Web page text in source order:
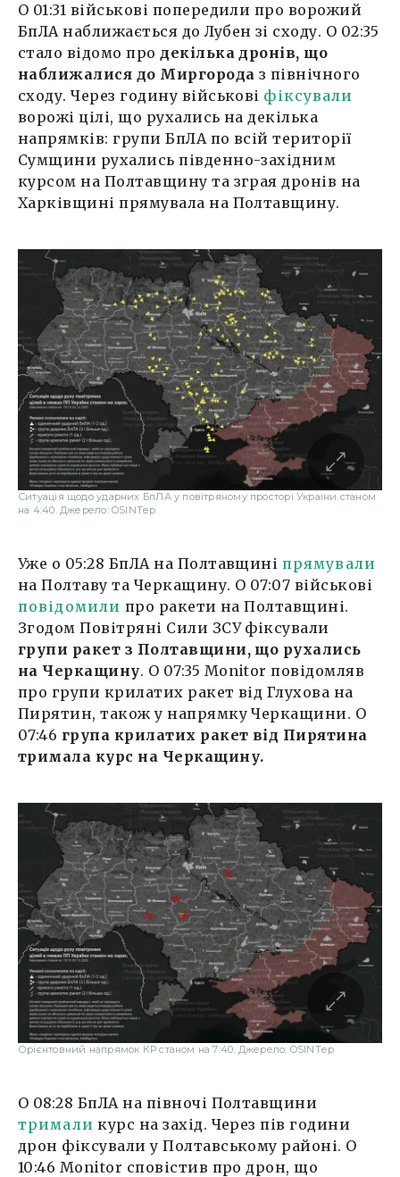
О 01:31 військові попередили про ворожий
БпЛА наближається до Лубен зі сходу. О 02:35
стало відомо продекілька дронів, що
наближалися до Миргорода з північного
сходу. Через годину військові фіксували
ворожі цілі, що рухались на декілька
напрямків: групи БпЛА по всій території
Сумщини рухались південно-західним
курсом на Полтавщину та зграя дронів на
Харківщині прямувала на Полтавщину.
Ситуація щодо ударних БпЛА у повітряному просторі України станом
на 4:40. Джерело: OSINTер
Уже о 05:28 БпЛА на Полтавщині прямували
на Полтаву та Черкащину. О 07:07 військові
повідомили про ракети на Полтавщині.
Згодом Повітряні Сили ЗСУ фіксували
групи ракет з Полтавщини, що рухались
на Черкащину. О 07:35 Monitor повідомляв
про групи крилатих ракет від Глухова на
Пирятин, також у напрямку Черкащини. О
07:46 група крилатих ракет від Пирятина
тримала курс на Черкащину.
Орієнтовний напрямок КР станом на 7:40. Джерело: OSINTер
О 08:28 БпЛА на півночі Полтавщини
тримали курс на захід. Через пів години
дрон фіксували у Полтавському районі. О
10:46 Monitor сповістив про дрон, що